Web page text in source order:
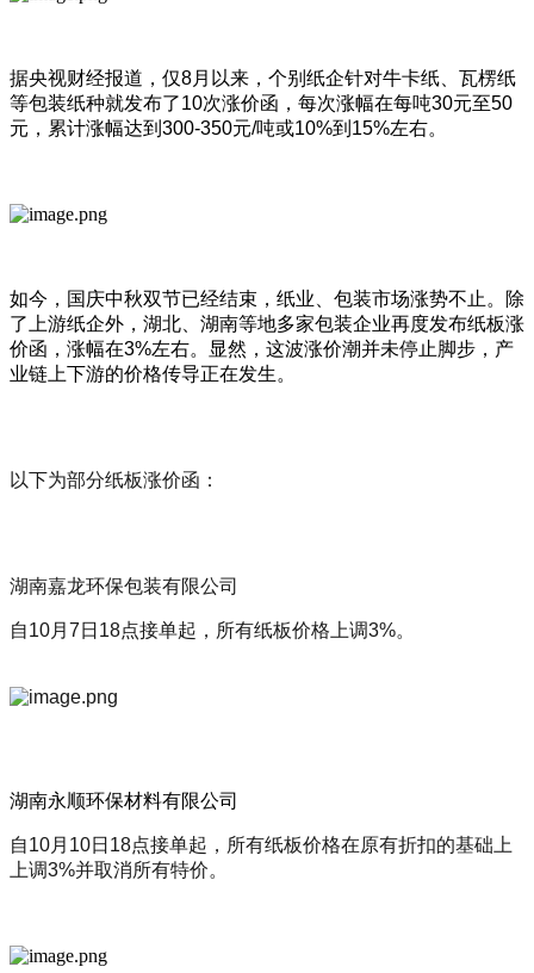
据央视财经报道，仅8月以来，个别纸企针对牛卡纸、瓦楞纸
等包装纸种就发布了10次涨价函，每次涨幅在每吨30元至50
元，累计涨幅达到300-350元/吨或10%到15%左右。
如今，国庆中秋双节已经结束，纸业、包装市场涨势不止。除
了上游纸企外，湖北、湖南等地多家包装企业再度发布纸板涨
价函，涨幅在3%左右。显然，这波涨价潮并未停止脚步，产
业链上下游的价格传导正在发生。
以下为部分纸板涨价函：
湖南嘉龙环保包装有限公司
自10月7日18点接单起，所有纸板价格上调3%。
湖南永顺环保材料有限公司
自10月10日18点接单起，所有纸板价格在原有折扣的基础上
上调3%并取消所有特价。